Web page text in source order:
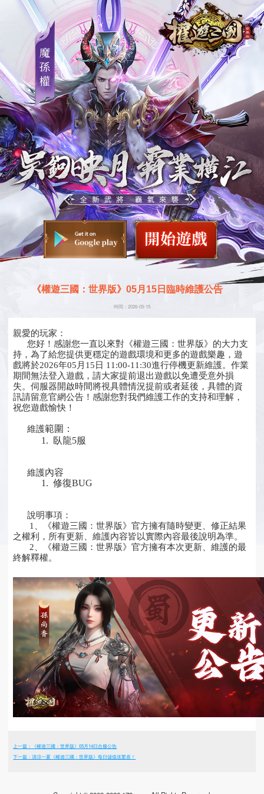
《權遊三國：世界版》05月15日臨時維護公告
時間：2026-05-15
親愛的玩家：
您好！感謝您一直以來對《權遊三國：世界版》的大力支
持，為了給您提供更穩定的遊戲環境和更多的遊戲樂趣，遊
戲將於2026年05月15日 11:00-11:30進行停機更新維護。作業
期間無法登入遊戲，請大家提前退出遊戲以免遭受意外損
失。伺服器開啟時間將視具體情況提前或者延後，具體的資
訊請留意官網公告！感謝您對我們維護工作的支持和理解，
祝您遊戲愉快！
維護範圍：
1. 臥龍5服
維護內容
1. 修復BUG
說明事項：
1、《權遊三國：世界版》官方擁有隨時變更、修正結果
之權利，所有更新、維護內容皆以實際內容最後說明為準。
2、《權遊三國：世界版》官方擁有本次更新、維護的最
終解釋權。
上一篇：《權遊三國：世界版》05月14日合服公告
下一篇：清涼一夏《權遊三國：世界版》每日儲值送驚喜！